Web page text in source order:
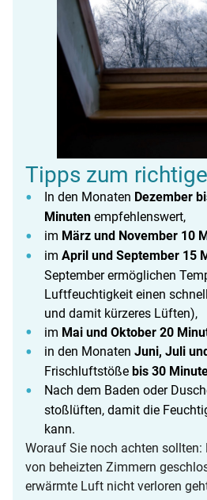
Tipps zum
In den Monaten Dezember
Minuten empfehlenswert,
im März und November 10
im April und September 15
September ermöglichen
Luftfeuchtigkeit einen
und damit kürzeres Lüften),
im Mai und Oktober 20
in den Monaten Juni, Juli
Frischluftstöße bis 30
Nach dem Baden oder
stoßlüften, damit die
kann.
Worauf Sie noch achten sollten:
von beheizten Zimmern
erwärmte Luft nicht verloren